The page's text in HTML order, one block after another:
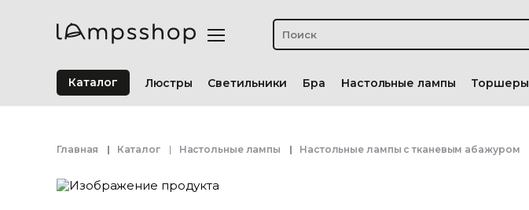
Каталог Люстры Светильники Бра Настольные лампы Торшеры
Главная Каталог Настольные лампы Настольные лампы с тканевым абажуром